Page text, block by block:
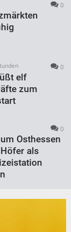
0
0
elf
zum
0
Osthessen
als